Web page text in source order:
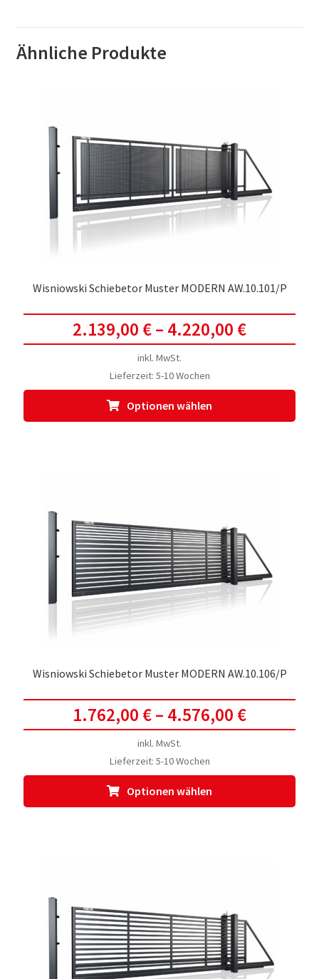
Ähnliche Produkte
Wisniowski Schiebetor Muster MODERN AW.10.101/P
2.139,00 €– 4.220,00 €
inkl. MwSt.
Lieferzeit: 5-10 Wochen
Optionen wählen
Wisniowski Schiebetor Muster MODERN AW.10.106/P
1.762,00 €– 4.576,00 €
inkl. MwSt.
Lieferzeit: 5-10 Wochen
Optionen wählen